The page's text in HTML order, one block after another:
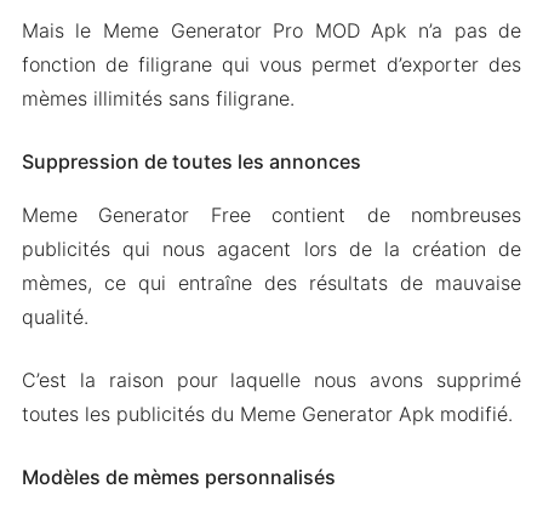
Mais le Meme Generator Pro MOD Apk n’a pas de
fonction de filigrane qui vous permet d’exporter des
mèmes illimités sans filigrane.
Suppression de toutes les annonces
Meme Generator Free contient de nombreuses
publicités qui nous agacent lors de la création de
mèmes, ce qui entraîne des résultats de mauvaise
qualité.
C’est la raison pour laquelle nous avons supprimé
toutes les publicités du Meme Generator Apk modifié.
Modèles de mèmes personnalisés